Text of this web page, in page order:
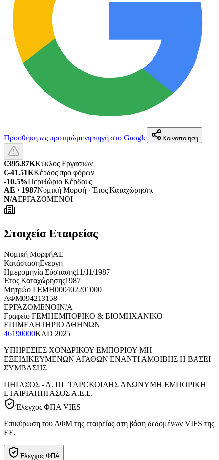
Προσθήκη ως προτιμώμενη πηγή στο Google Κοινοποίηση
€395.87KΚύκλος Εργασιών
€-41.51KΚέρδος προ φόρων
-10.5%Περιθώριο Κέρδους
ΑΕ · 1987Νομική Μορφή · Έτος Καταχώρησης
N/AΕΡΓΑΖΟΜΕΝΟΙ
Στοιχεία Εταιρείας
Νομική ΜορφήΑΕ
ΚατάστασηΕνεργή
Ημερομηνία Σύστασης11/11/1987
Έτος Καταχώρησης1987
Μητρώο ΓΕΜΗ000402201000
ΑΦΜ094213158
ΕΡΓΑΖΟΜΕΝΟΙN/A
Γραφείο ΓΕΜΗΕΜΠΟΡΙΚΟ & ΒΙΟΜΗΧΑΝΙΚΟ
ΕΠΙΜΕΛΗΤΗΡΙΟ ΑΘΗΝΩΝ
46190000KAD 2025
ΥΠΗΡΕΣΙΕΣ ΧΟΝΔΡΙΚΟΥ ΕΜΠΟΡΙΟΥ ΜΗ
ΕΞΕΙΔΙΚΕΥΜΕΝΩΝ ΑΓΑΘΩΝ ΕΝΑΝΤΙ ΑΜΟΙΒΗΣ Η ΒΑΣΕΙ
ΣΥΜΒΑΣΗΣ
ΠΗΓΑΣΟΣ - Α. ΠΙΤΤΑΡΟΚΟΙΛΗΣ ΑΝΩΝΥΜΗ ΕΜΠΟΡΙΚΗ
ΕΤΑΙΡΙΑΠΗΓΑΣΟΣ Α.Ε.Ε.
Έλεγχος ΦΠΑ VIES
Επικύρωση του ΑΦΜ της εταιρείας στη βάση δεδομένων VIES της
ΕΕ.
Έλεγχος ΦΠΑ